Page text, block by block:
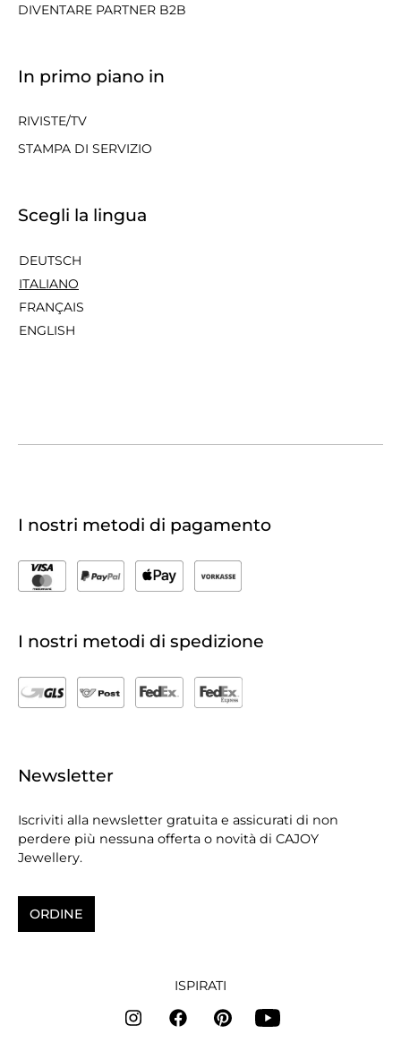
DIVENTARE PARTNER B2B
In primo piano in
RIVISTE/TV
STAMPA DI SERVIZIO
Scegli la lingua
DEUTSCH
ITALIANO
FRANÇAIS
ENGLISH
I nostri metodi di pagamento
I nostri metodi di spedizione
Newsletter
Iscriviti alla newsletter gratuita e assicurati di non
perdere più nessuna offerta o novità di CAJOY
Jewellery.
ORDINE
ISPIRATI